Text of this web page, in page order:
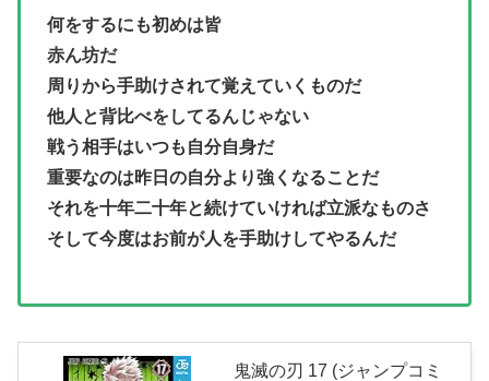
何をするにも初めは皆
赤ん坊だ
周りから手助けされて覚えていくものだ
他人と背比べをしてるんじゃない
戦う相手はいつも自分自身だ
重要なのは昨日の自分より強くなることだ
それを十年二十年と続けていければ立派なものさ
そして今度はお前が人を手助けしてやるんだ
鬼滅の刃 17 (ジャンプコミ